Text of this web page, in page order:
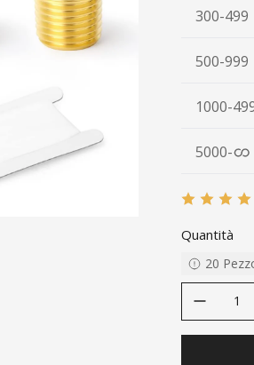
300-499
500-999
1000-
5000-
Quantità
20